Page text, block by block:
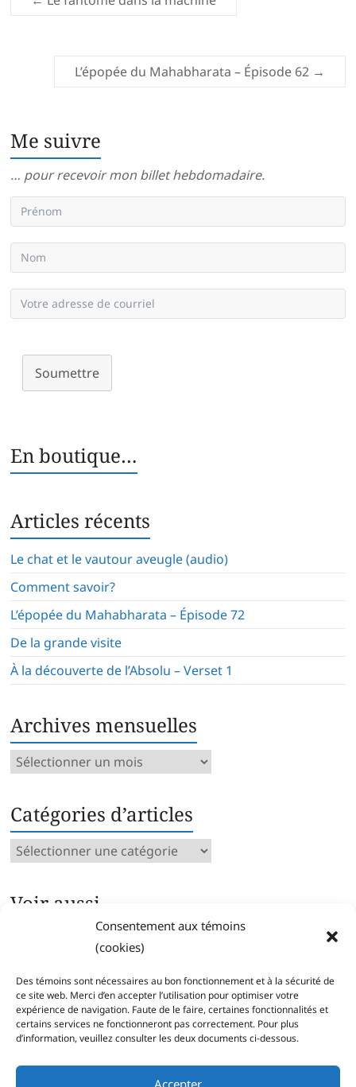
Consentement aux témoins
(cookies)
Des témoins sont nécessaires au bon fonctionnement et à la sécurité de
ce site web. Merci d’en accepter l’utilisation pour optimiser votre
expérience de navigation. Faute de le faire, certaines fonctionnalités et
certains services ne fonctionneront pas correctement. Pour plus
d’information, veuillez consulter les deux documents ci-dessous.
Accepter
L’épopée du Mahabharata – Épisode 62 →
Me suivre
… pour recevoir mon billet hebdomadaire.
Soumettre
En boutique…
Articles récents
Le chat et le vautour aveugle (audio)
Comment savoir?
L’épopée du Mahabharata – Épisode 72
De la grande visite
À la découverte de l’Absolu – Verset 1
Archives mensuelles
Archives
Catégories d’articles
Catégories
Voir aussi…
Articles parus par catégorie
Index des mots clés
Séries